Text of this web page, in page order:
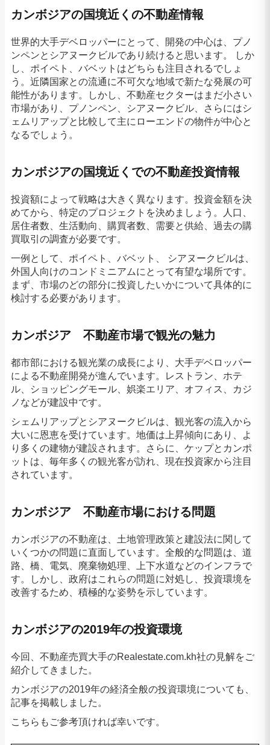
カンボジアの国境近くの不動産情報
世界的大手デベロッパーにとって、開発の中心は、プノ
ンペンとシアヌークビルであり続けると思います。 しか
し、ポイペト、バベットはどちらも注目されるでしょ
う。近隣国家との流通に不可欠な地域で新たな発展の可
能性があります。しかし、不動産セクターはまだ小さい
市場があり、プノンペン、シアヌークビル、さらにはシ
ェムリアップと比較して主にローエンドの物件が中心と
なるでしょう。
カンボジアの国境近くでの不動産投資情報
投資額によって戦略は大きく異なります。投資金額を決
めてから、特定のプロジェクトを決めましょう。人口、
居住者数、生活動向、購買者数、需要と供給、過去の購
買取引の調査が必要です。
一例として、ポイペト、バベット、 シアヌークビルは、
外国人向けのコンドミニアムにとって有望な場所です。
まず、市場のどの部分に投資したいかについて具体的に
検討する必要があります。
カンボジア 不動産市場で観光の魅力
都市部における観光業の成長により、大手デベロッパー
による不動産開発が進んでいます。レストラン、ホテ
ル、ショッピングモール、娯楽エリア、オフィス、カジ
ノなどが建設中です。
シェムリアップとシアヌークビルは、観光客の流入から
大いに恩恵を受けています。地価は上昇傾向にあり、よ
り多くの建物が建設されます。さらに、ケップとカンポ
ットは、毎年多くの観光客が訪れ、現在投資家から注目
されています。
カンボジア 不動産市場における問題
カンボジアの不動産は、土地管理政策と建設法に関して
いくつかの問題に直面しています。全般的な問題は、道
路、橋、電気、廃棄物処理、上下水道などのインフラで
す。しかし、政府はこれらの問題に対処し、投資環境を
改善するため、積極的な姿勢を示しています。
カンボジアの2019年の投資環境
今回、不動産売買大手のRealestate.com.kh社の見解をご
紹介してきました。
カンボジアの2019年の経済全般の投資環境についても、
記事を掲載しました。
こちらもご参考頂ければ幸いです。